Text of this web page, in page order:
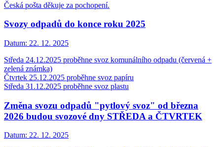
Česká pošta děkuje za pochopení.
Svozy odpadů do konce roku 2025
Datum: 22. 12. 2025
Středa 24.12.2025 proběhne svoz komunálního odpadu (červená +
zelená známka)
Čtvrtek 25.12.2025 proběhne svoz papíru
Středa 31.12.2025 proběhne svoz plastu
Změna svozu odpadů "pytlový svoz" od března
2026 budou svozové dny STŘEDA a ČTVRTEK
Datum: 22. 12. 2025